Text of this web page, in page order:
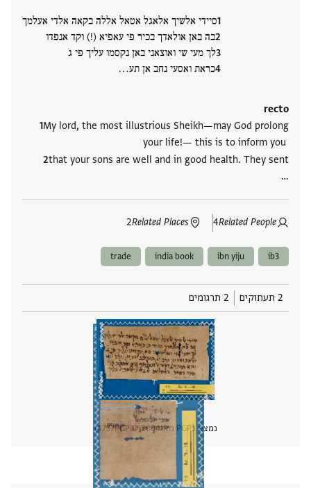
סיידי אלשיך אלאגֹל אטאל אללה בקאה אלדי אעלמךֹ
בה באן אולאדך בכיר פי עאפיא (!) וקד אנפדו
לך מעי שי ואוצאני באן נקסמו עליך פי גֹ
כראת ואסעי נחב אן תע‮…
recto
My lord, the most illustrious Sheikh—may God prolong
your life!— this is to inform you
that your sons are well and in good health. They sent
‮…
Related People
4
Related Places
2
ib3
ibn yiju
india book
trade
2 תעתוקים 2 תרגומים
נמצא בPGP מאז 2004
PGPID
4737